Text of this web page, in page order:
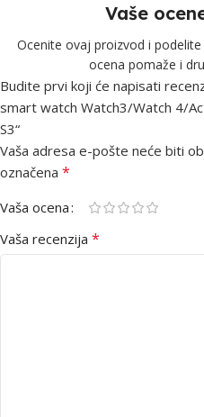
Vaše
Ocenite ovaj proizvod i
ocena pomaže i
Budite prvi koji će napisati
smart watch Watch3/Watch 4/
S3“
Vaša adresa e-pošte neće biti
označena *
Vaša ocena
Vaša recenzija *